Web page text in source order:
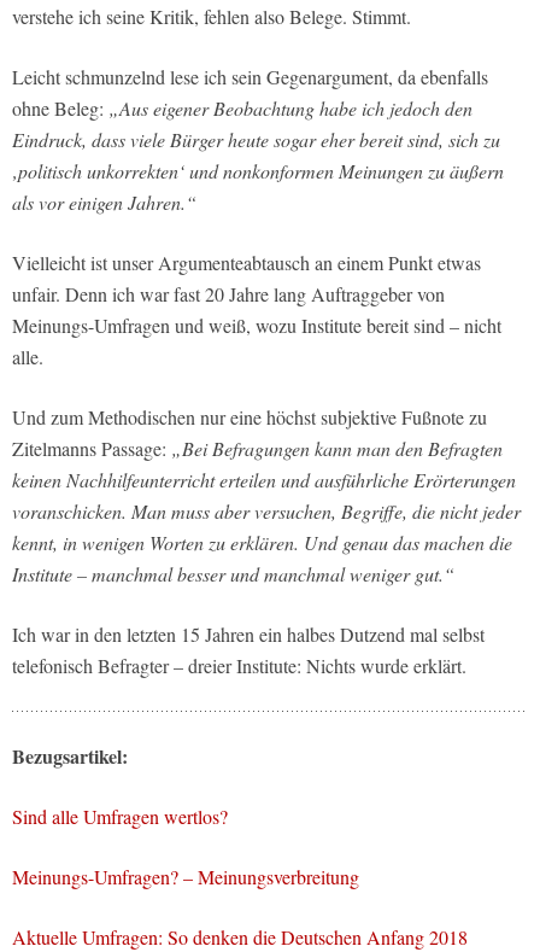
verstehe ich seine Kritik, fehlen also Belege. Stimmt.
Leicht schmunzelnd lese ich sein Gegenargument, da ebenfalls
ohne Beleg: „Aus eigener Beobachtung habe ich jedoch den
Eindruck, dass viele Bürger heute sogar eher bereit sind, sich zu
‚politisch unkorrekten‘ und nonkonformen Meinungen zu äußern
als vor einigen Jahren.“
Vielleicht ist unser Argumenteabtausch an einem Punkt etwas
unfair. Denn ich war fast 20 Jahre lang Auftraggeber von
Meinungs-Umfragen und weiß, wozu Institute bereit sind – nicht
alle.
Und zum Methodischen nur eine höchst subjektive Fußnote zu
Zitelmanns Passage: „Bei Befragungen kann man den Befragten
keinen Nachhilfeunterricht erteilen und ausführliche Erörterungen
voranschicken. Man muss aber versuchen, Begriffe, die nicht jeder
kennt, in wenigen Worten zu erklären. Und genau das machen die
Institute – manchmal besser und manchmal weniger gut.“
Ich war in den letzten 15 Jahren ein halbes Dutzend mal selbst
telefonisch Befragter – dreier Institute: Nichts wurde erklärt.
Bezugsartikel:
Sind alle Umfragen wertlos?
Meinungs-Umfragen? – Meinungsverbreitung
Aktuelle Umfragen: So denken die Deutschen Anfang 2018